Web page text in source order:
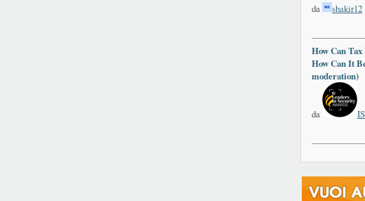
da
shakir12
How Can
How Can It
moderation)
da